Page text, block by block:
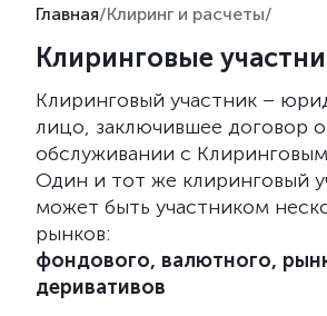
Главная/Клиринг и расчеты/
Клиринговые
Клиринговый участник –
лицо, заключившее договор
обслуживании с
Один и тот же клиринговый
может быть участником
рынков:
фондового, валютного,
деривативов